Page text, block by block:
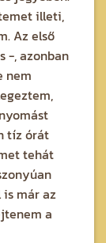
illeti,
Az első
-, azonban
nem
tíz órát
tehát
már az
a